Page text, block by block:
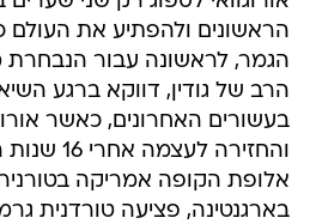
הראשונים ולהפתיע את העולם
הרב של גודין, דווקא ברגע
בעשורים האחרונים, כאשר
והחזירה
בארגנטינה, פציעה טורדנית